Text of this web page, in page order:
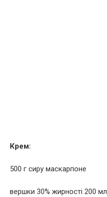
Крем:
500 г сиру маскарпоне
вершки 30% жирності 200 мл